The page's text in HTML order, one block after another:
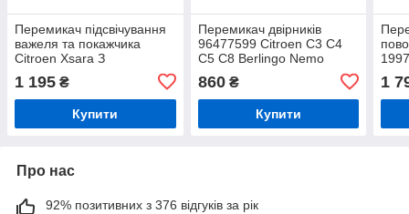
Перемикач підсвічування
важеля та покажчика
Citroen Xsara З
1 195 ₴
Купити
Перемикач двірників
96477599 Citroen C3 C4
C5 C8 Berlingo Nemo
Xsara БЕЗ функції АВТО
арт. DA-26557
860₴
Купити
1
Про нас
92% позитивних з 376 відгуків за рік